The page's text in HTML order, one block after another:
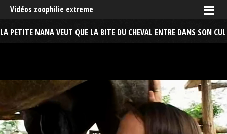
Vidéos zoophilie extreme
LA PETITE NANA VEUT QUE LA BITE DU CHEVAL ENTRE DANS SON CUL